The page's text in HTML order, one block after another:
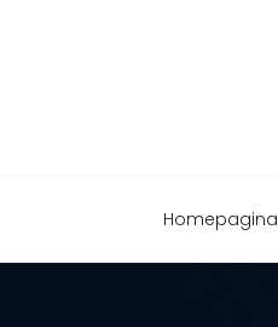
Homepagina